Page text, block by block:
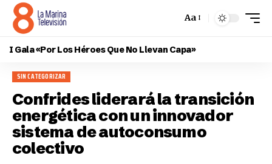
Aa
I Gala «Por Los Héroes Que No Llevan Capa»
SIN CATEGORIZAR
Confrides liderará la transición
energética con un innovador
sistema de autoconsumo
colectivo